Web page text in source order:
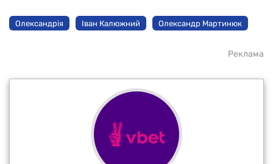
Олександрія Іван Калюжний Олександр Мартинюк
Реклама